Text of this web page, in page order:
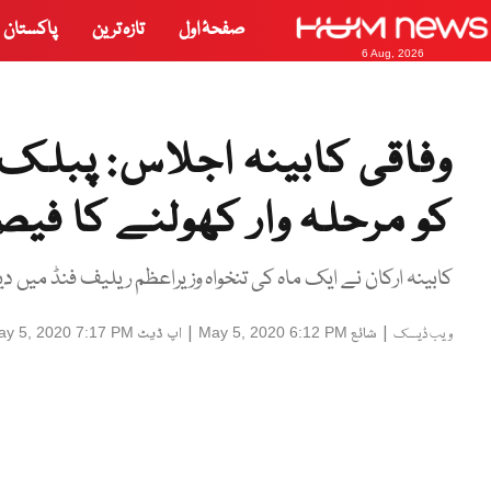
6 Aug, 2026
صفحۂ اول تازہ ترین پاکستان
وفاقی کابینہ اجلاس:
کو مرحلہ وار کھولنے کا
کابینہ ارکان نے ایک ماہ کی تنخواہ وزیراعظم ریلیف فنڈ
ویب ڈیسک | شائع May 5, 2020 6:12 PM
| اپ ڈیٹ 5, 2020 7:17 PM